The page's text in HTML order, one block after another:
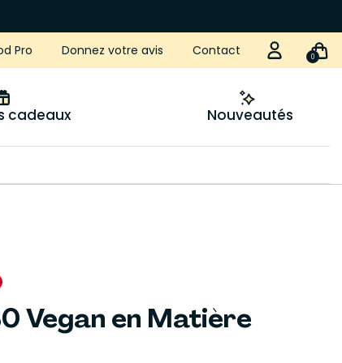
Pro Donnez votre avis Contact 0
cadeaux Nouveautés
Vegan en Matière